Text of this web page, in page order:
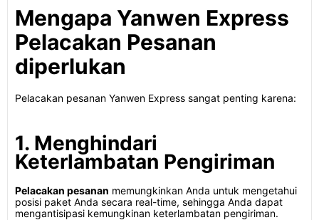
Mengapa Yanwen Express
Pelacakan Pesanan
diperlukan
Pelacakan pesanan Yanwen Express sangat penting karena:
1. Menghindari
Keterlambatan Pengiriman
Pelacakan pesanan memungkinkan Anda untuk mengetahui
posisi paket Anda secara real-time, sehingga Anda dapat
mengantisipasi kemungkinan keterlambatan pengiriman.